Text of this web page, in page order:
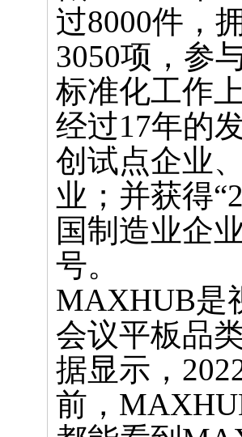
过8000件，
3050项，参
标准化工作
经过17年的
创试点企业
业；并获得
国制造业企
号。
MAXHUB是
会议平板品
据显示，
前，